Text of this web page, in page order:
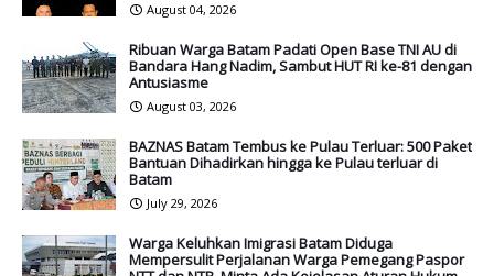
August 04, 2026
Ribuan Warga Batam Padati Open Base TNI AU di
Bandara Hang Nadim, Sambut HUT RI ke-81 dengan
Antusiasme
August 03, 2026
BAZNAS Batam Tembus ke Pulau Terluar: 500 Paket
Bantuan Dihadirkan hingga ke Pulau terluar di
Batam
July 29, 2026
Warga Keluhkan Imigrasi Batam Diduga
Mempersulit Perjalanan Warga Pemegang Paspor